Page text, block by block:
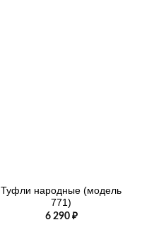
Туфли народные (модель
771)
6 290 ₽